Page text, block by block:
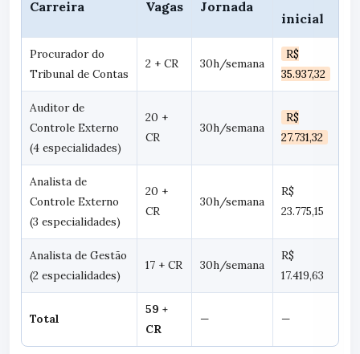
Carreira Vagas Jornada
inicial
Procurador do
Tribunal de Contas
2 + CR 30h/semana
R$
35.937,32
Auditor de
Controle Externo
(4 especialidades)
20 +
CR
30h/semana
R$
27.731,32
Analista de
Controle Externo
(3 especialidades)
20 +
CR
30h/semana
R$
23.775,15
Analista de Gestão
(2 especialidades)
17 + CR 30h/semana
R$
17.419,63
Total
59 +
CR
— —